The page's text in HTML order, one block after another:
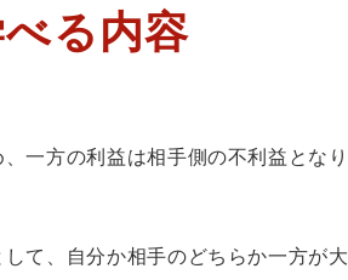
る内容
一方の利益は相手側の不利益となり
て、自分か相手のどちらか一方が大